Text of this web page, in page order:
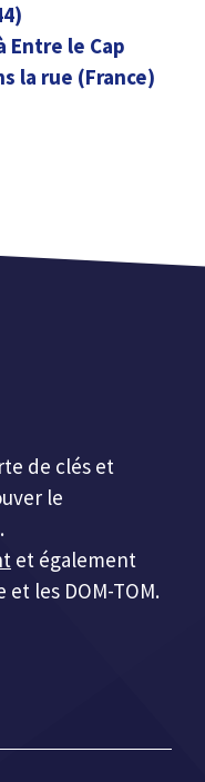
Entre le Cap
la rue (France)
de clés et
le
et également
les DOM-TOM.